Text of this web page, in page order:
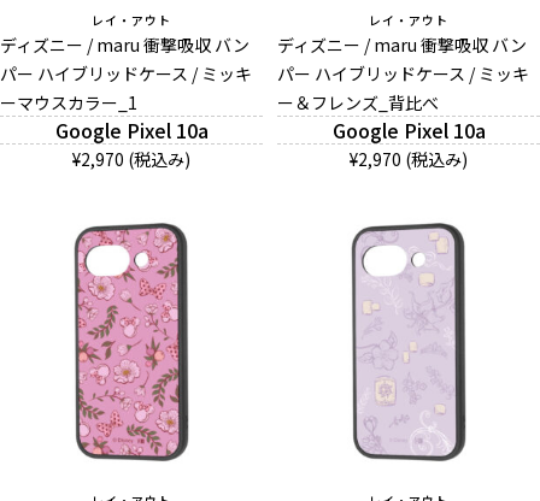
Google
And More
デザインから探す
事業内容
会社概要
お知らせ
レイ・アウト
ディズニー / maru 衝撃吸収 バン
パー ハイブリッドケース / ミッキ
ーマウスカラー_1
Google Pixel 10a
¥2,970 (税込み)
レイ・アウト
ディズニー / maru 衝撃吸収 バン
パー ハイブリッドケース / ミッキ
ー＆フレンズ_背比べ
Google Pixel 10a
¥2,970 (税込み)